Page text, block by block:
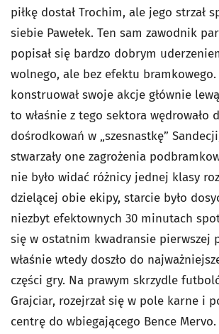
piłkę dostał Trochim, ale jego strzał
siebie Pawełek. Ten sam zawodnik
popisał się bardzo dobrym
wolnego, ale bez efektu bramkowego.
konstruował swoje akcje głównie
to właśnie z tego sektora wędrowało
dośrodkowań w „szesnastkę”
stwarzały one zagrożenia
nie było widać różnicy jednej klasy
dzielącej obie ekipy, starcie było
niezbyt efektownych 30 minutach
się w ostatnim kwadransie pierwszej
właśnie wtedy doszło do
części gry. Na prawym skrzydle
Grajciar, rozejrzał się w pole karne i
centrę do wbiegającego Bence